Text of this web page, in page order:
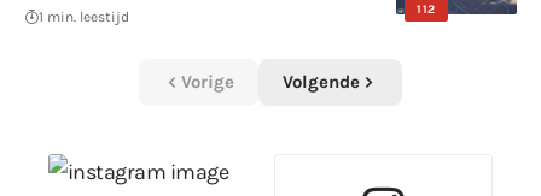
112
1 min. leestijd
Vorige Volgende